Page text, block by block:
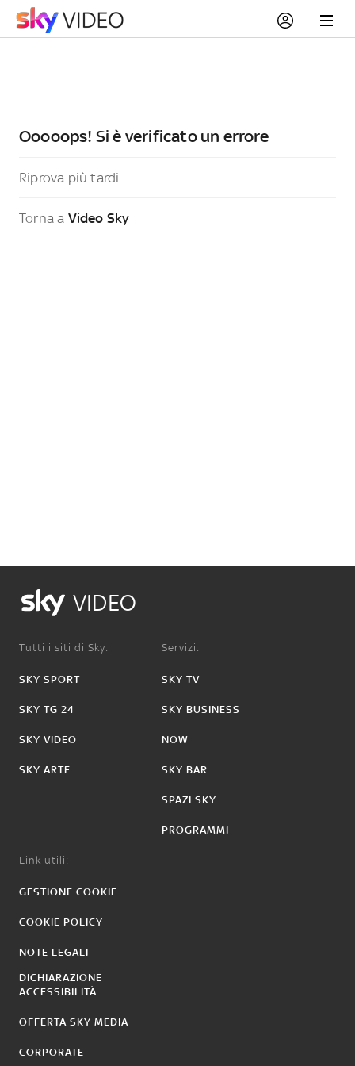
Ooooops! Si è verificato un errore
Riprova più tardi
Torna a Video Sky
VIDEO
Tutti i siti di Sky:
SKY SPORT
SKY TG 24
SKY VIDEO
SKY ARTE
Servizi:
SKY TV
SKY BUSINESS
NOW
SKY BAR
SPAZI SKY
PROGRAMMI
Link utili:
GESTIONE COOKIE
COOKIE POLICY
NOTE LEGALI
DICHIARAZIONE
ACCESSIBILITÀ
OFFERTA SKY MEDIA
CORPORATE